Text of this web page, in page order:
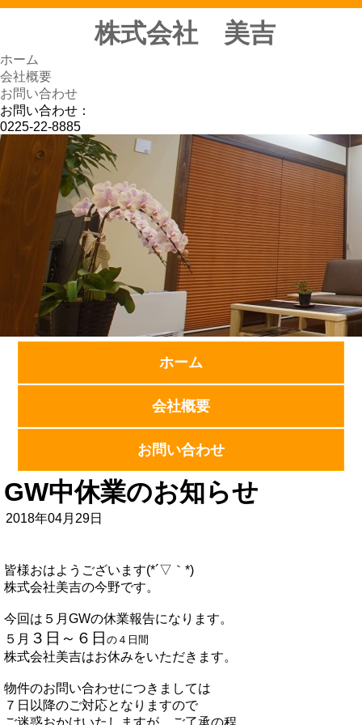
株式会社 美吉
ホーム
会社概要
お問い合わせ
お問い合わせ：
0225-22-8885
ホーム
会社概要
お問い合わせ
GW中休業のお知らせ
2018年04月29日
皆様おはようございます(*´▽｀*)
株式会社美吉の今野です。
今回は５月GWの休業報告になります。
５月 ３日～６日 の４日間
株式会社美吉はお休みをいただきます。
物件のお問い合わせにつきましては
７日以降のご対応となりますので
ご迷惑おかけいたしますが、ご了承の程